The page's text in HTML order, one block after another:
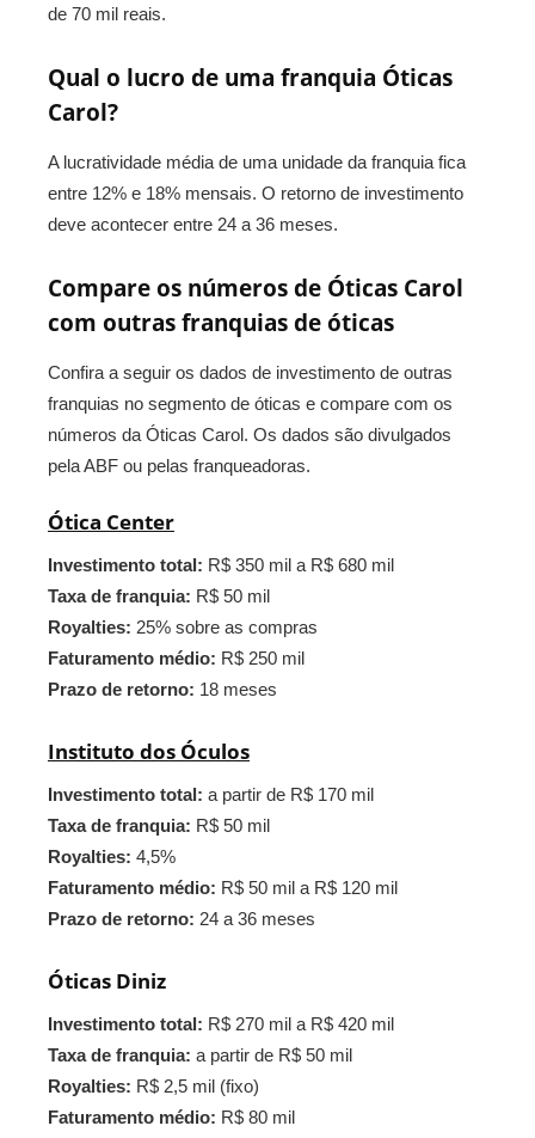
de 70 mil reais.
Qual o lucro de uma franquia Óticas
Carol?
A lucratividade média de uma unidade da franquia fica
entre 12% e 18% mensais. O retorno de investimento
deve acontecer entre 24 a 36 meses.
Compare os números de Óticas Carol
com outras franquias de óticas
Confira a seguir os dados de investimento de outras
franquias no segmento de óticas e compare com os
números da Óticas Carol. Os dados são divulgados
pela ABF ou pelas franqueadoras.
Ótica Center
Investimento total: R$ 350 mil a R$ 680 mil
Taxa de franquia: R$ 50 mil
Royalties: 25% sobre as compras
Faturamento médio: R$ 250 mil
Prazo de retorno: 18 meses
Instituto dos Óculos
Investimento total: a partir de R$ 170 mil
Taxa de franquia: R$ 50 mil
Royalties: 4,5%
Faturamento médio: R$ 50 mil a R$ 120 mil
Prazo de retorno: 24 a 36 meses
Óticas Diniz
Investimento total: R$ 270 mil a R$ 420 mil
Taxa de franquia: a partir de R$ 50 mil
Royalties: R$ 2,5 mil (fixo)
Faturamento médio: R$ 80 mil